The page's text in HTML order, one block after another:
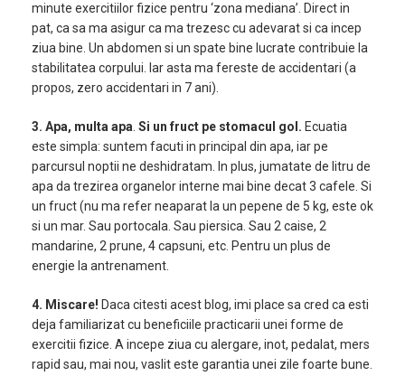
minute exercitiilor fizice pentru ‘zona mediana’. Direct in
pat, ca sa ma asigur ca ma trezesc cu adevarat si ca incep
ziua bine. Un abdomen si un spate bine lucrate contribuie la
stabilitatea corpului. Iar asta ma fereste de accidentari (a
propos, zero accidentari in 7 ani).
3. Apa, multa apa Si un fruct pe stomacul gol. Ecuatia
este simpla: suntem facuti in principal din apa, iar pe
parcursul noptii ne deshidratam. In plus, jumatate de litru de
apa da trezirea organelor interne mai bine decat 3 cafele. Si
un fruct (nu ma refer neaparat la un pepene de 5 kg, este ok
si un mar. Sau portocala. Sau piersica. Sau 2 caise, 2
mandarine, 2 prune, 4 capsuni, etc. Pentru un plus de
energie la antrenament.
4. Miscare! Daca citesti acest blog, imi place sa cred ca esti
deja familiarizat cu beneficiile practicarii unei forme de
exercitii fizice. A incepe ziua cu alergare, inot, pedalat, mers
rapid sau, mai nou, vaslit este garantia unei zile foarte bune.